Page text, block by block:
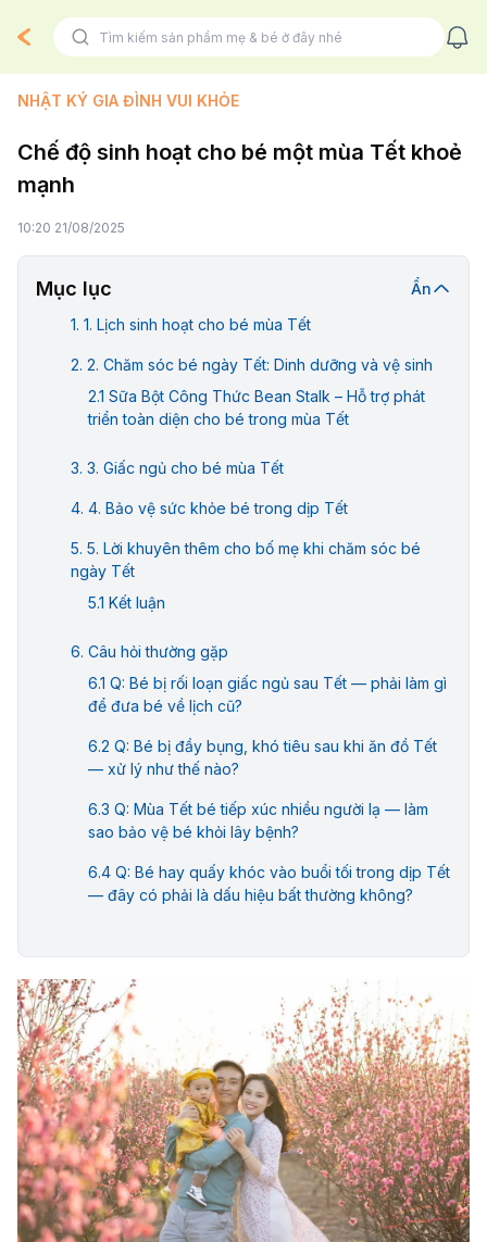
NHẬT KÝ GIA ĐÌNH VUI KHỎE
Chế độ sinh hoạt cho bé một mùa Tết khoẻ
mạnh
10:20 21/08/2025
Mục lục
Ẩn
1. Lịch sinh hoạt cho bé mùa Tết
2. Chăm sóc bé ngày Tết: Dinh dưỡng và vệ sinh
Sữa Bột Công Thức Bean Stalk – Hỗ trợ phát
triển toàn diện cho bé trong mùa Tết
3. Giấc ngủ cho bé mùa Tết
4. Bảo vệ sức khỏe bé trong dịp Tết
5. Lời khuyên thêm cho bố mẹ khi chăm sóc bé
ngày Tết
Kết luận
Câu hỏi thường gặp
Q: Bé bị rối loạn giấc ngủ sau Tết — phải làm gì
để đưa bé về lịch cũ?
Q: Bé bị đầy bụng, khó tiêu sau khi ăn đồ Tết
— xử lý như thế nào?
Q: Mùa Tết bé tiếp xúc nhiều người lạ — làm
sao bảo vệ bé khỏi lây bệnh?
Q: Bé hay quấy khóc vào buổi tối trong dịp Tết
— đây có phải là dấu hiệu bất thường không?